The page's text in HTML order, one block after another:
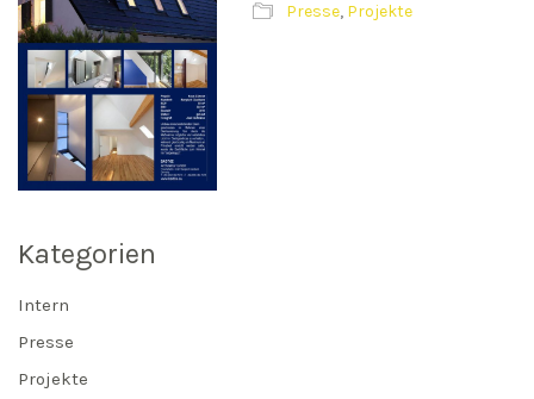
Presse, Projekte
Kategorien
Intern
Presse
Projekte